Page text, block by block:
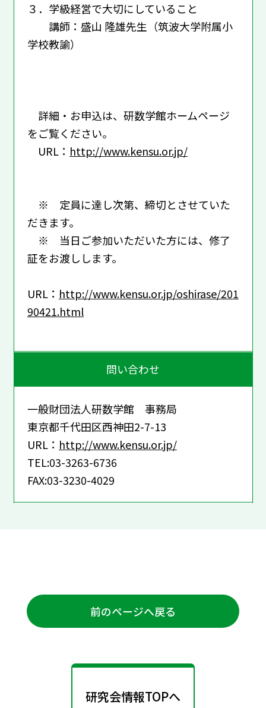
３．学級経営で大切にしていること
講師：盛山 隆雄先生（筑波大学附属小
学校教諭）
詳細・お申込は、研数学館ホームページ
をご覧ください。
URL： http://www.kensu.or.jp/
※ 定員に達し次第、締切とさせていた
だきます。
※ 当日ご参加いただいた方には、修了
証をお渡しします。
URL： http://www.kensu.or.jp/oshirase/201
90421.html
問い合わせ
一般財団法人研数学館 事務局
東京都千代田区西神田2-7-13
URL： http://www.kensu.or.jp/
TEL:03-3263-6736
FAX:03-3230-4029
前のページへ戻る
研究会情報TOPへ